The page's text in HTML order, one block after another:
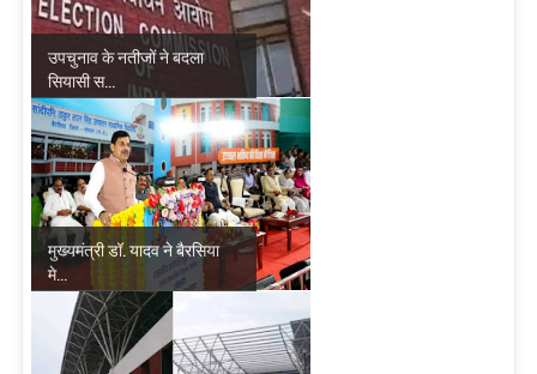
उपचुनाव के नतीजों ने बदला
सियासी स...
मुख्यमंत्री डॉ. यादव ने बैरसिया
मे...